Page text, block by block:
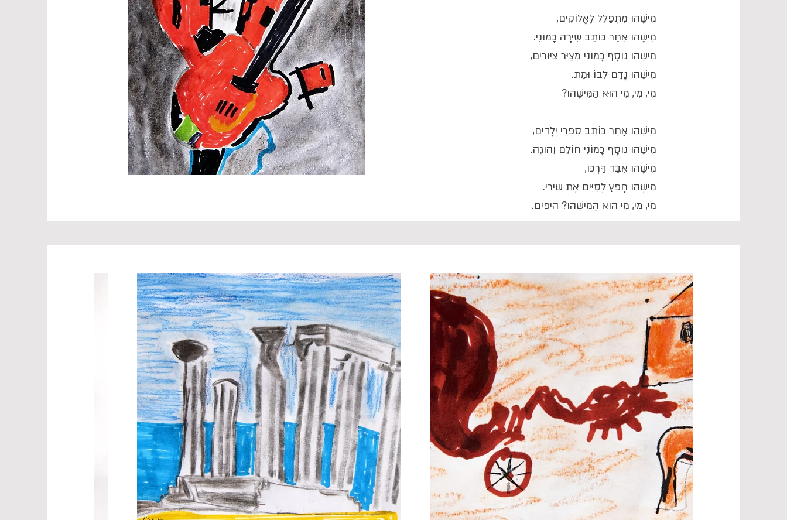
מִישֶׁהוּ מִתְפַּלֵּל לֶאֱלֹוקִים,
מִישֶׁהוּ אַחֵר כּוֹתֵב שִׁירָה כָּמוֹנִי.
מִישֶׁהוּ נוֹסָף כָּמוֹנִי מְצַיֵּר צִיּוּרִים,
מִישֶׁהוּ נָדַם לִבּוֹ וּמֵת.
מִי, מִי, מִי הוּא הַמִּישֶׁהוּ?
מִישֶׁהוּ אַחֵר כּוֹתֵב סִפְרֵי יְלָדִים,
מִישֶׁהוּ נוֹסָף כָּמוֹנִי חוֹלֵם וְהוֹגֶה.
מִישֶׁהוּ אִבֵּד דַּרְכּוֹ,
מִישֶׁהוּ חָפֵץ לְסַיֵּים אֶת שִׁירִי.
מִי, מִי, מִי הוּא הַמִּישֶׁהוּ? היפים.